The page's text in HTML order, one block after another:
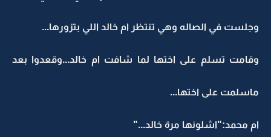
وجلست في الصاله وهي تنتظر ام خالد اللي بتزورها...
وقامت تسلم على اختها لما شافت ام خالد...وقعدوا بعد
ماسلمت على اختها...
ام محمد:"اشلونها مرة خالد..."